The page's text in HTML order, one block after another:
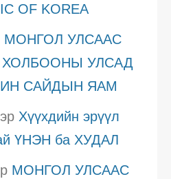
OF KOREA
МОНГОЛ УЛСААС
УЛСАД
САЙДЫН ЯАМ
Хүүхдийн эрүүл
ҮНЭН ба ХУДАЛ
МОНГОЛ УЛСААС